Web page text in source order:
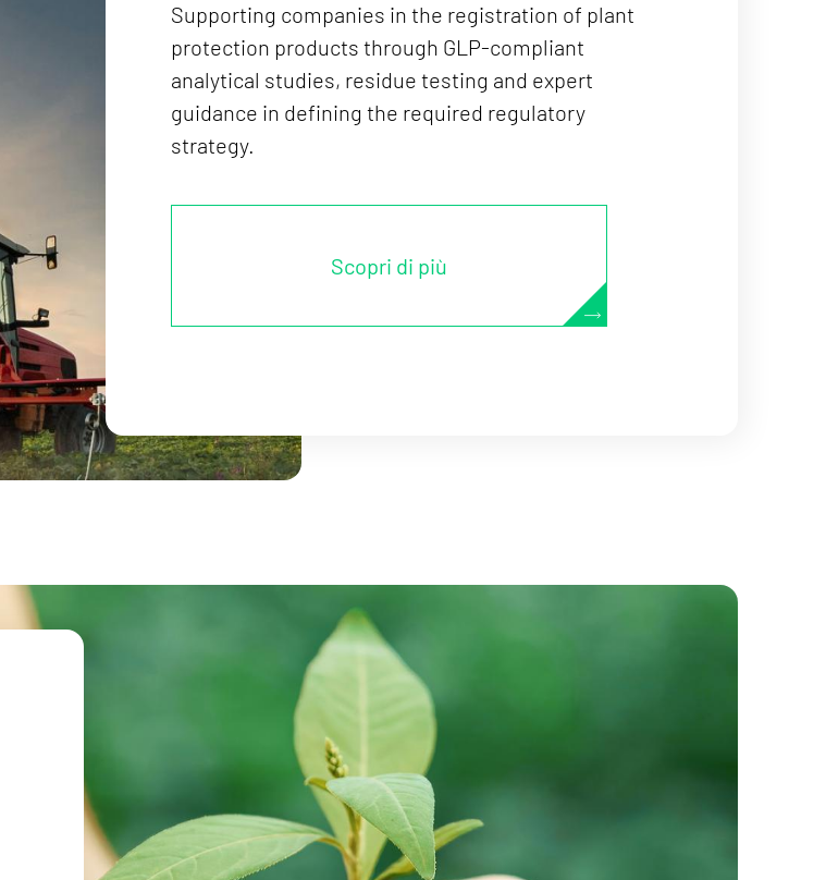
Supporting companies in the registration of plant
protection products through GLP-compliant
analytical studies, residue testing and expert
guidance in defining the required regulatory
strategy.
Scopri di più